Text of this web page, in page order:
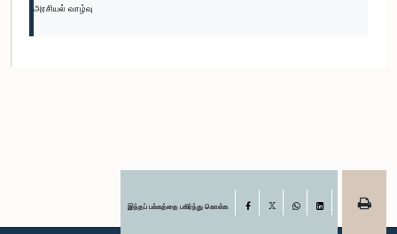
அரசியல் வாழ்வு
இந்தப் பக்கத்தை பகிர்ந்து கொள்க Facebook